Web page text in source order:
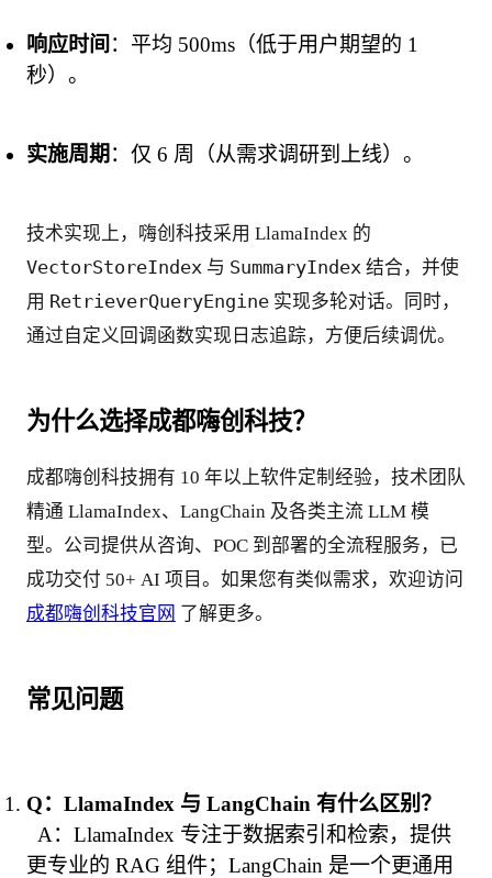
响应时间 ：平均 500ms（低于用户期望的 1
秒）。
实施周期 ：仅 6 周（从需求调研到上线）。
VectorStoreIndex 与 SummaryIndex 结合，并使
用 RetrieverQueryEngine 实现多轮对话。同时，
通过自定义回调函数实现日志追踪，方便后续调优。
为什么选择成都嗨创科技？
成都嗨创科技拥有 10 年以上软件定制经验，技术团队
精通 LlamaIndex、LangChain 及各类主流 LLM 模
型。公司提供从咨询、POC 到部署的全流程服务，已
成都嗨创科技官网 了解更多。
常见问题
Q：LlamaIndex 与 LangChain 有什么区别？
更专业的 RAG 组件；LangChain 是一个更通用